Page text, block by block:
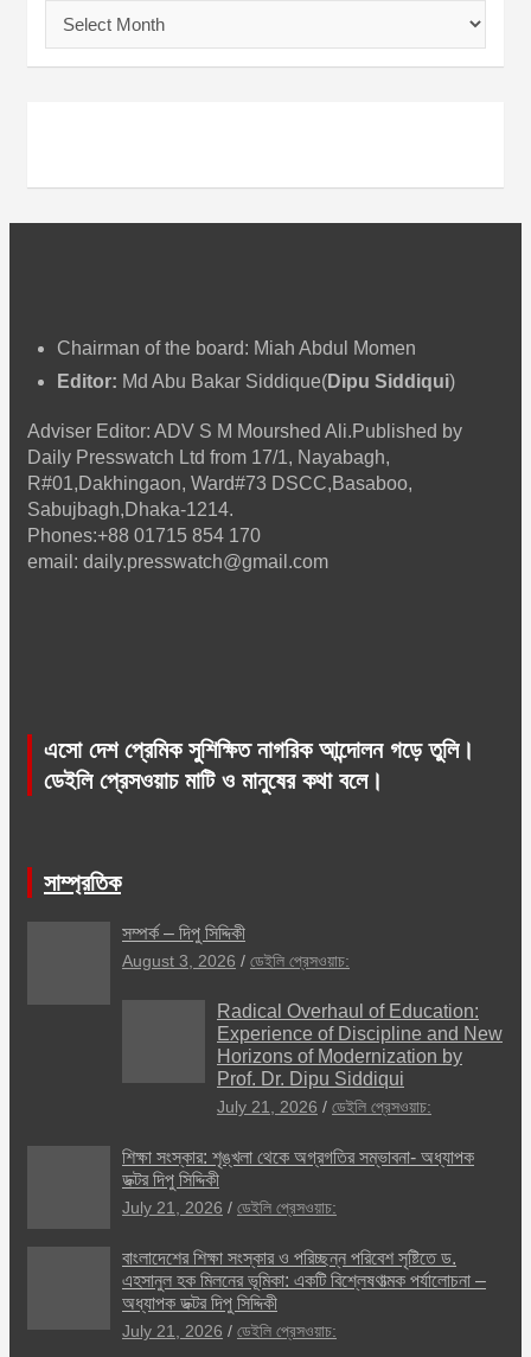
ই
Chairman of the board: Miah Abdul Momen
Editor: Md Abu Bakar Siddique(Dipu Siddiqui)
Adviser Editor: ADV S M Mourshed Ali.Published by
Daily Presswatch Ltd from 17/1, Nayabagh,
R#01,Dakhingaon, Ward#73 DSCC,Basaboo,
Sabujbagh,Dhaka-1214.
Phones:+88 01715 854 170
email: daily.presswatch@gmail.com
এসো দেশ প্রেমিক সুশিক্ষিত নাগরিক আন্দোলন গড়ে তুলি।
ডেইলি প্রেসওয়াচ মাটি ও মানুষের কথা বলে।
সাম্প্রতিক
সম্পর্ক – দিপু সিদ্দিকী
August 3, 2026 ডেইলি প্রেসওয়াচ:
Radical Overhaul of Education:
Experience of Discipline and New
Horizons of Modernization by
Prof. Dr. Dipu Siddiqui
July 21, 2026 ডেইলি প্রেসওয়াচ:
শিক্ষা সংস্কার: শৃঙ্খলা থেকে অগ্রগতির সম্ভাবনা- অধ্যাপক
ডক্টর দিপু সিদ্দিকী
July 21, 2026 ডেইলি প্রেসওয়াচ:
বাংলাদেশের শিক্ষা সংস্কার ও পরিচ্ছন্ন পরিবেশ সৃষ্টিতে ড.
এহসানুল হক মিলনের ভূমিকা: একটি বিশ্লেষণাত্মক পর্যালোচনা –
অধ্যাপক ডক্টর দিপু সিদ্দিকী
July 21, 2026 ডেইলি প্রেসওয়াচ: